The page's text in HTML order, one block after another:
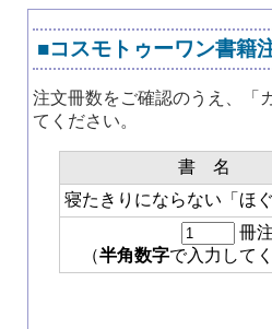
■コスモトゥーワン書籍
注文冊数をご確認のうえ、「
てください。
書 名
寝たきりにならない「ほ
冊
（半角数字で入力して